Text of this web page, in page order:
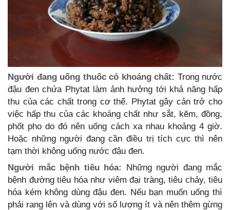
Người đang uống thuốc có khoáng chất: Trong nước
đậu đen chứa Phytat làm ảnh hưởng tới khả năng hấp
thu của các chất trong cơ thể. Phytat gây cản trở cho
việc hấp thu của các khoáng chất như sắt, kẽm, đồng,
phốt pho do đó nên uống cách xa nhau khoảng 4 giờ.
Hoặc những người đang cần điều trị tích cực thì nên
tạm thời không uống nước đậu đen.
Người mắc bệnh tiêu hóa: Những người đang mắc
bệnh đường tiêu hóa như viêm đại tràng, tiêu chảy, tiêu
hóa kém không dùng đậu đen. Nếu bạn muốn uống thì
phải rang lên và dùng với số lượng ít và nên thêm gừng